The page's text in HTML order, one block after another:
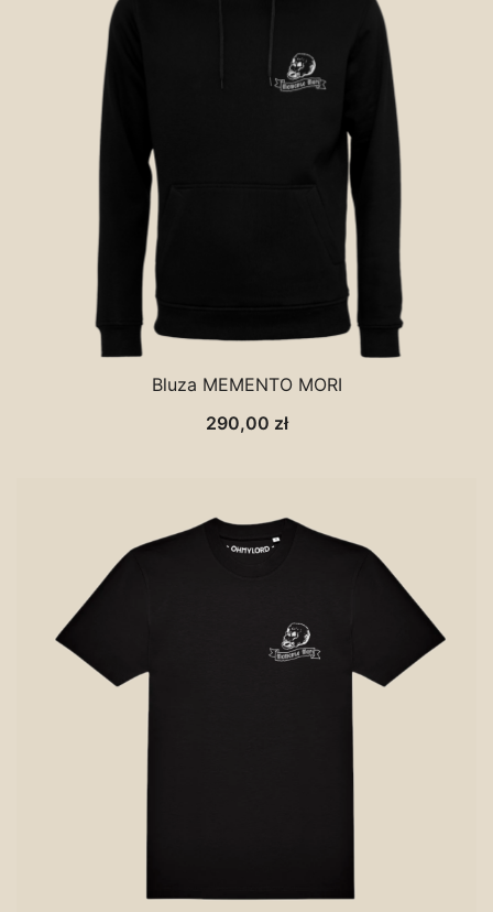
Bluza MEMENTO MORI
290,00 zł